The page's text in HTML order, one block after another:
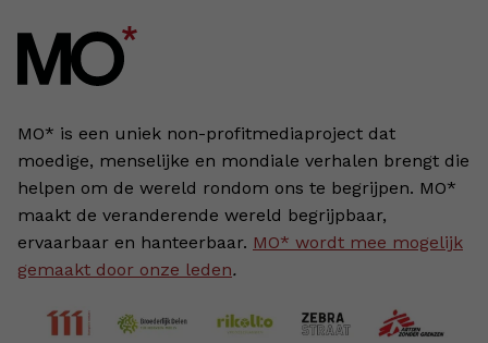
MO* is een uniek non-profitmediaproject dat
moedige, menselijke en mondiale verhalen brengt die
helpen om de wereld rondom ons te begrijpen. MO*
maakt de veranderende wereld begrijpbaar,
ervaarbaar en hanteerbaar. MO* wordt mee mogelijk
gemaakt door onze leden.